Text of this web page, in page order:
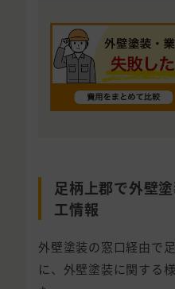
足柄上郡で外壁
工情報
外壁塗装の窓口経由で
に、外壁塗装に関する